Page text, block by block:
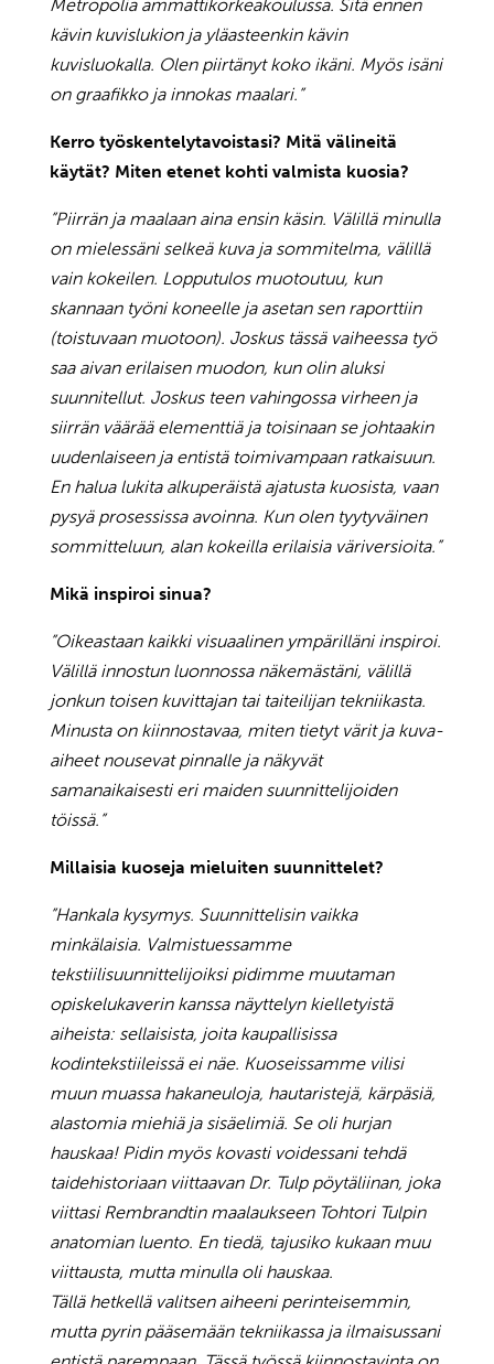
Metropolia ammattikorkeakoulussa. Sitä ennen
kävin kuvislukion ja yläasteenkin kävin
kuvisluokalla. Olen piirtänyt koko ikäni. Myös isäni
on graafikko ja innokas maalari.”
Kerro työskentelytavoistasi? Mitä välineitä
käytät? Miten etenet kohti valmista kuosia?
”Piirrän ja maalaan aina ensin käsin. Välillä minulla
on mielessäni selkeä kuva ja sommitelma, välillä
vain kokeilen. Lopputulos muotoutuu, kun
skannaan työni koneelle ja asetan sen raporttiin
(toistuvaan muotoon). Joskus tässä vaiheessa työ
saa aivan erilaisen muodon, kun olin aluksi
suunnitellut. Joskus teen vahingossa virheen ja
siirrän väärää elementtiä ja toisinaan se johtaakin
uudenlaiseen ja entistä toimivampaan ratkaisuun.
En halua lukita alkuperäistä ajatusta kuosista, vaan
pysyä prosessissa avoinna. Kun olen tyytyväinen
sommitteluun, alan kokeilla erilaisia väriversioita.”
Mikä inspiroi sinua?
”Oikeastaan kaikki visuaalinen ympärilläni inspiroi.
Välillä innostun luonnossa näkemästäni, välillä
jonkun toisen kuvittajan tai taiteilijan tekniikasta.
Minusta on kiinnostavaa, miten tietyt värit ja kuva-
aiheet nousevat pinnalle ja näkyvät
samanaikaisesti eri maiden suunnittelijoiden
töissä.”
Millaisia kuoseja mieluiten suunnittelet?
”Hankala kysymys. Suunnittelisin vaikka
minkälaisia. Valmistuessamme
tekstiilisuunnittelijoiksi pidimme muutaman
opiskelukaverin kanssa näyttelyn kielletyistä
aiheista: sellaisista, joita kaupallisissa
kodintekstiileissä ei näe. Kuoseissamme vilisi
muun muassa hakaneuloja, hautaristejä, kärpäsiä,
alastomia miehiä ja sisäelimiä. Se oli hurjan
hauskaa! Pidin myös kovasti voidessani tehdä
taidehistoriaan viittaavan Dr. Tulp pöytäliinan, joka
viittasi Rembrandtin maalaukseen Tohtori Tulpin
anatomian luento. En tiedä, tajusiko kukaan muu
viittausta, mutta minulla oli hauskaa.
Tällä hetkellä valitsen aiheeni perinteisemmin,
mutta pyrin pääsemään tekniikassa ja ilmaisussani